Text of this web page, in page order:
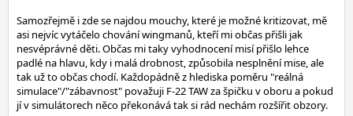
Samozřejmě i zde se najdou mouchy, které je možné kritizovat, mě
asi nejvíc vytáčelo chování wingmanů, kteří mi občas přišli jak
nesvéprávné děti. Občas mi taky vyhodnocení misí přišlo lehce
padlé na hlavu, kdy i malá drobnost, způsobila nesplnění mise, ale
tak už to občas chodí. Každopádně z hlediska poměru "reálná
simulace"/"zábavnost" považuji F-22 TAW za špičku v oboru a pokud
jí v simulátorech něco překonává tak si rád nechám rozšířit obzory.